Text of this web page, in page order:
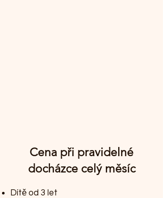
Cena při pravidelné
docházce celý měsíc
Dítě od 3 let